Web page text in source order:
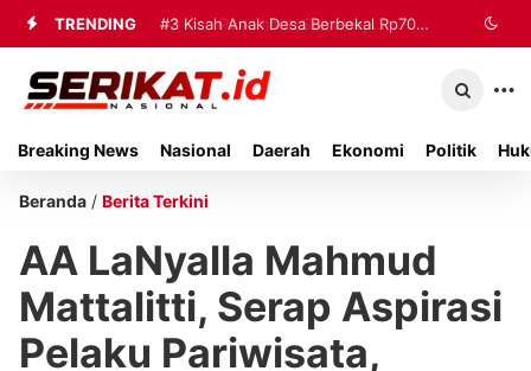
TRENDING #2 Perkimhub Sumenep
Matangkan Pelaksanaan RTLH 2026,
#3 Kisah Anak Desa Berbekal Rp70
Ribu Jadi Referensi Akademik
Breaking News Nasional Daerah Ekonomi Politik
Beranda / Berita Terkini
AA LaNyalla Mahmud
Mattalitti, Serap Aspirasi
Pelaku Pariwisata,